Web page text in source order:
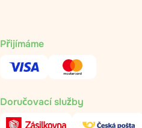
Přijímáme
Doručovací služby